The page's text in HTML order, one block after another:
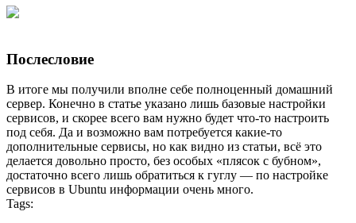
Послесловие
В итоге мы получили вполне себе полноценный домашний
сервер. Конечно в статье указано лишь базовые настройки
сервисов, и скорее всего вам нужно будет что-то настроить
под себя. Да и возможно вам потребуется какие-то
дополнительные сервисы, но как видно из статьи, всё это
делается довольно просто, без особых «плясок с бубном»,
достаточно всего лишь обратиться к гуглу — по настройке
сервисов в Ubuntu информации очень много.
Tags: